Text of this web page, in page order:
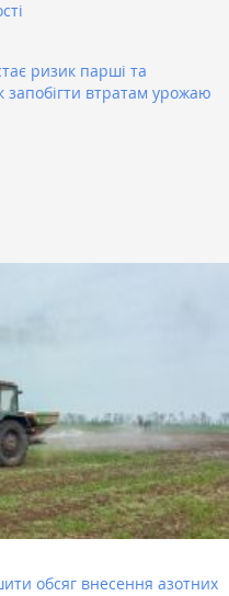
ризик парші та
запобігти втратам урожаю
обсяг внесення азотних